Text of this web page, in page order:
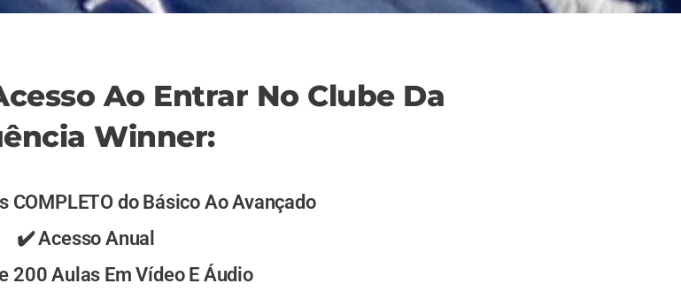
Ao Entrar No Clube Da
Winner:
COMPLETO do Básico Ao Avançado
✔️ Acesso Anual
200 Aulas Em Vídeo E Áudio